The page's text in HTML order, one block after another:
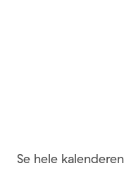
Se hele kalenderen